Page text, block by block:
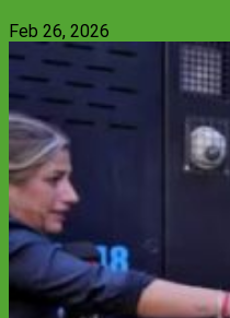
Feb 26, 2026